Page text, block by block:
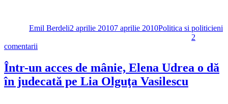
Emil Berdeli2 aprilie 20107 aprilie 2010Politica si politicieni
2
comentarii
ne
oferă
Într-un acces de mânie, Elena Udrea o dă
în judecată pe Lia Olguţa Vasilescu